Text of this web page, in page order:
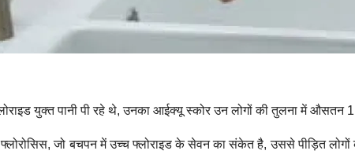
युक्त पानी पी रहे थे, उनका आईक्यू स्कोर उन लोगों की तुलना में औसतन
फ्लोरोसिस, जो बचपन में उच्च फ्लोराइड के सेवन का संकेत है, उससे पीड़ित